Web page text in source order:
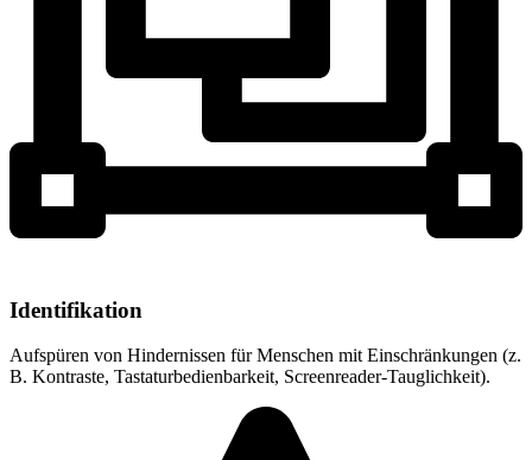
Identifikation
Aufspüren von Hindernissen für Menschen mit Einschränkungen (z.
B. Kontraste, Tastaturbedienbarkeit, Screenreader-Tauglichkeit).